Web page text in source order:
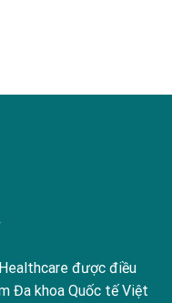
được điều
Đa khoa Quốc tế Việt